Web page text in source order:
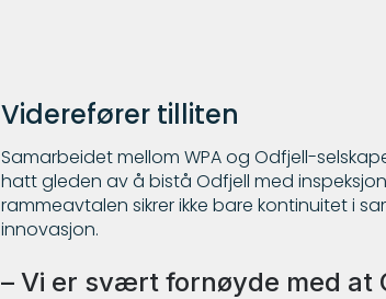
Viderefører tilliten
Samarbeidet mellom WPA og Odfjell-
hatt gleden av å bistå Odfjell med
rammeavtalen sikrer ikke bare kontinuitet i
innovasjon.
– Vi er svært fornøyde med